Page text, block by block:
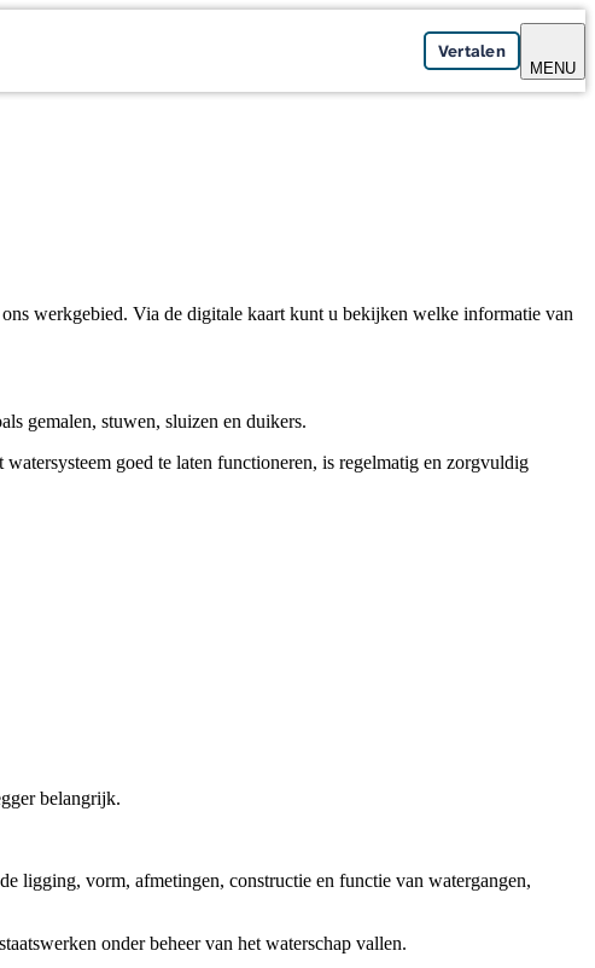
Vertalen
MENU
werkgebied. Via de digitale kaart kunt u bekijken welke informatie van
gemalen, stuwen, sluizen en duikers.
goed te laten functioneren, is regelmatig en zorgvuldig
belangrijk.
ligging, vorm, afmetingen, constructie en functie van watergangen,
onder beheer van het waterschap vallen.